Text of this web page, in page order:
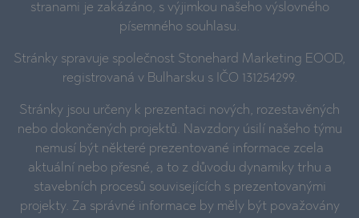
stranami je zakázáno, s výjimkou našeho výslovného
písemného souhlasu.
Stránky spravuje společnost Stonehard Marketing EOOD,
registrovaná v Bulharsku s IČO 131254299.
Stránky jsou určeny k prezentaci nových, rozestavěných
nebo dokončených projektů. Navzdory úsilí našeho týmu
nemusí být některé prezentované informace zcela
aktuální nebo přesné, a to z důvodu dynamiky trhu a
stavebních procesů souvisejících s prezentovanými
projekty. Za správné informace by měly být považovány